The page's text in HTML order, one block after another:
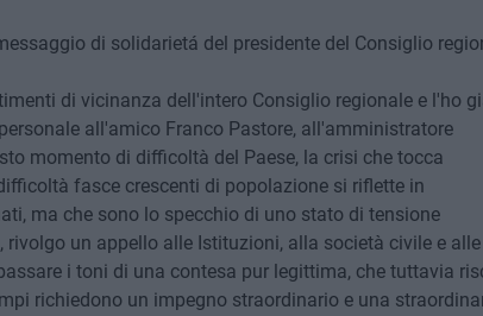
di solidarietá del presidente del Consiglio
di vicinanza dell'intero Consiglio regionale e l'ho
all'amico Franco Pastore, all'amministratore
momento di difficoltà del Paese, la crisi che tocca
fasce crescenti di popolazione si riflette in
ma che sono lo specchio di uno stato di tensione
un appello alle Istituzioni, alla società civile e alle
i toni di una contesa pur legittima, che tuttavia
richiedono un impegno straordinario e una